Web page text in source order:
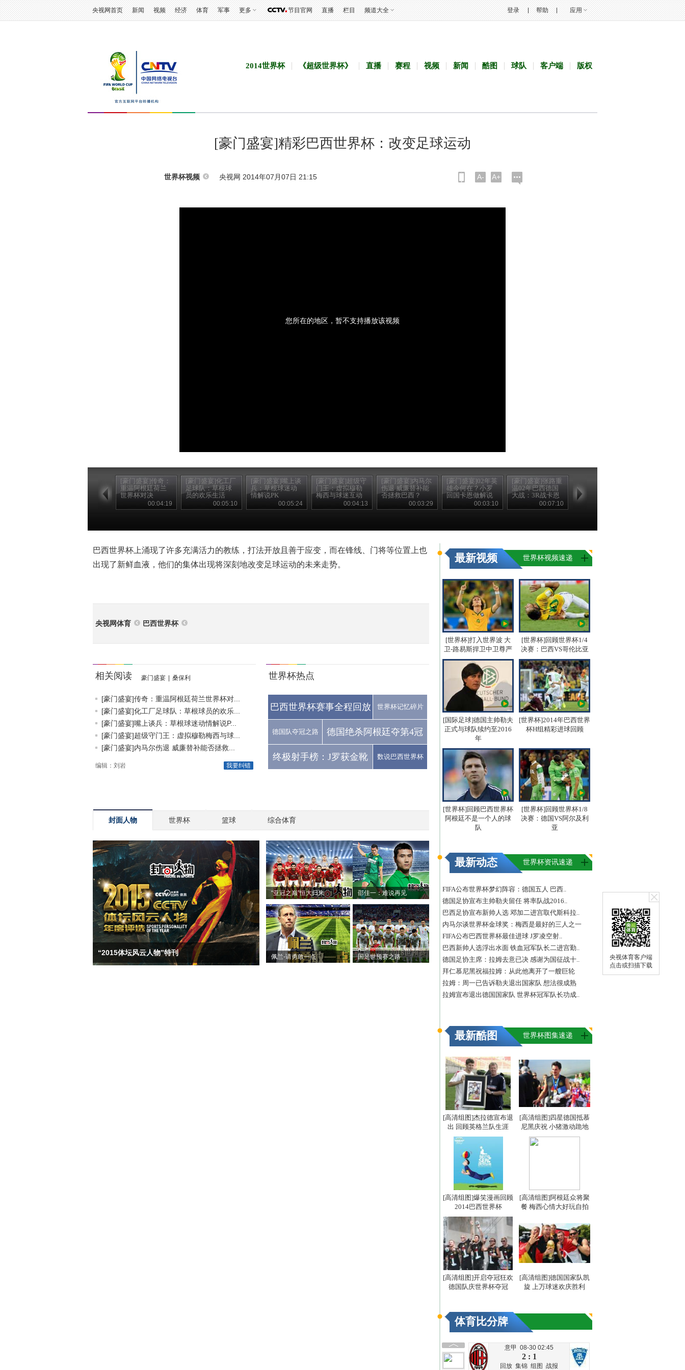
央视体育客户端
点击或扫描下载
央视网首页 新闻 视频 经济 体育 军事 更多 节目官网 直播 栏目 频道大全 帮助 应用
登录
2014世界杯 《超级世界杯》 直播 赛程 视频 新闻 酷图 球队 客户端 版权
[豪门盛宴]精彩巴西世界杯：改变足球运动
世界杯视频 央视网 2014年07月07日 21:15 A- A+
您所在的地区，暂不支持播放该视频
[豪门盛宴]传奇：
重温阿根廷荷兰
世界杯对决
00:04:19
[豪门盛宴]化工厂
足球队：草根球
员的欢乐生活
00:05:10
[豪门盛宴]嘴上谈
兵：草根球迷动
情解说PK
00:05:24
[豪门盛宴]超级守
门王：虚拟穆勒
梅西与球迷互动
00:04:13
[豪门盛宴]内马尔
伤退 威廉替补能
否拯救巴西？
00:03:29
[豪门盛宴]02年英
雄今何在？小罗
回国卡恩做解说
00:03:10
[豪门盛宴]张路重
温02年巴西德国
大战：3R战卡恩
00:07:10
巴西世界杯上涌现了许多充满活力的教练，打法开放且善于应变，而在锋线、门将等位置上也
出现了新鲜血液，他们的集体出现将深刻地改变足球运动的未来走势。
央视网体育 巴西世界杯
相关阅读 豪门盛宴 桑保利
[豪门盛宴]传奇：重温阿根廷荷兰世界杯对...
[豪门盛宴]化工厂足球队：草根球员的欢乐...
[豪门盛宴]嘴上谈兵：草根球迷动情解说P...
[豪门盛宴]超级守门王：虚拟穆勒梅西与球...
[豪门盛宴]内马尔伤退 威廉替补能否拯救...
我要纠错
编辑：刘岩
世界杯热点
巴西世界杯赛事全程回放 世界杯记忆碎片
德国队夺冠之路 德国绝杀阿根廷夺第4冠
终极射手榜：J罗获金靴 数说巴西世界杯
封面人物 世界杯 篮球 综合体育
“2015体坛风云人物”特刊
“亚冠之巅”恒大归来 邵佳一：难说再见
佩兰-请勇敢一点 国足世预赛之路
最新视频 世界杯视频速递
[世界杯]打入世界波 大
卫-路易斯捍卫中卫尊严
[世界杯]回顾世界杯1/4
决赛：巴西VS哥伦比亚
[国际足球]德国主帅勒夫
正式与球队续约至2016
年
[世界杯]2014年巴西世界
杯H组精彩进球回顾
[世界杯]回顾巴西世界杯
阿根廷不是一个人的球
队
[世界杯]回顾世界杯1/8
决赛：德国VS阿尔及利
亚
最新动态 世界杯资讯速递
FIFA公布世界杯梦幻阵容：德国五人 巴西..
德国足协宣布主帅勒夫留任 将率队战2016..
巴西足协宣布新帅人选 邓加二进宫取代斯科拉..
内马尔谈世界杯金球奖：梅西是最好的三人之一
FIFA公布巴西世界杯最佳进球 J罗凌空射..
巴西新帅人选浮出水面 铁血冠军队长二进宫勤..
德国足协主席：拉姆去意已决 感谢为国征战十..
拜仁慕尼黑祝福拉姆：从此他离开了一艘巨轮
拉姆：周一已告诉勒夫退出国家队 想法很成熟
拉姆宣布退出德国国家队 世界杯冠军队长功成..
最新酷图 世界杯图集速递
[高清组图]杰拉德宣布退
出 回顾英格兰队生涯
[高清组图]四星德国抵慕
尼黑庆祝 小猪激动跪地
[高清组图]爆笑漫画回顾
2014巴西世界杯
[高清组图]阿根廷众将聚
餐 梅西心情大好玩自拍
[高清组图]开启夺冠狂欢
德国队庆世界杯夺冠
[高清组图]德国国家队凯
旋 上万球迷欢庆胜利
体育比分牌
意甲 08-30 02:45
2 : 1
回放 集锦 组图 战报